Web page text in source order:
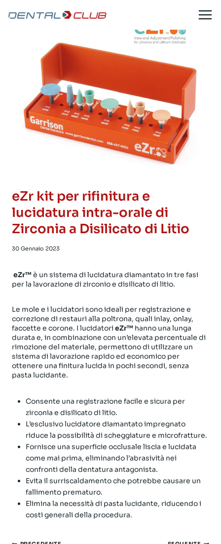
eZr kit per rifinitura e
lucidatura intra-orale di
Zirconia a Disilicato di Litio
30 Gennaio 2023
eZr™ è un sistema di lucidatura diamantato in tre fasi
per la lavorazione di zirconio e disilicato di litio.
Le mole e i lucidatori sono ideali per registrazione e
correzione di restauri alla poltrona, quali inlay, onlay,
faccette e corone. I lucidatori eZr™ hanno una lunga
durata e, in combinazione con un’elevata percentuale di
rimozione del materiale, permettono di utilizzare un
sistema di lavorazione rapido ed economico per
ottenere una finitura lucida in pochi secondi, senza
pasta lucidante.
Consente una registrazione facile e sicura per
zirconia e disilicato di litio.
L’esclusivo lucidatore diamantato impregnato
riduce la possibilità di scheggiature e microfratture.
Fornisce una superficie occlusale liscia e lucidata
come mai prima, eliminando l’abrasività nei
confronti della dentatura antagonista.
Evita il surriscaldamento che potrebbe causare un
fallimento prematuro.
Elimina la necessità di pasta lucidante, riducendo i
costi generali della procedura.